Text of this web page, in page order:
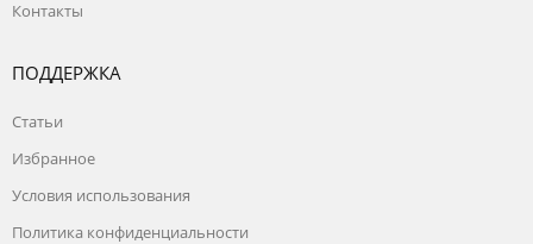
Контакты
ПОДДЕРЖКА
Статьи
Избранное
Условия использования
Политика конфиденциальности